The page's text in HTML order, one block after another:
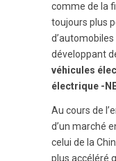
comme de la
toujours plus
développant
véhicules
électrique -
Au cours de
d’un marché
celui de la
plus accéléré